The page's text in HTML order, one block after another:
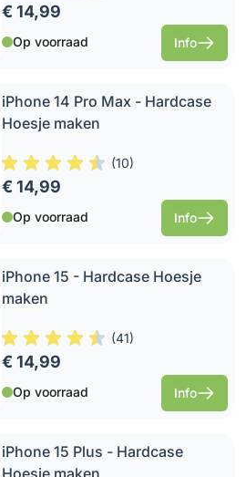
€ 14,99
Op voorraad Info
iPhone 14 Pro Max - Hardcase
Hoesje maken
(10)
€ 14,99
Op voorraad Info
iPhone 15 - Hardcase Hoesje
maken
(41)
€ 14,99
Op voorraad Info
iPhone 15 Plus - Hardcase
Hoesje maken